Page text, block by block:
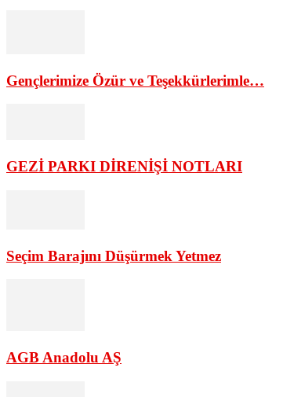
Gençlerimize Özür ve Teşekkürlerimle…
GEZİ PARKI DİRENİŞİ NOTLARI
Seçim Barajını Düşürmek Yetmez
AGB Anadolu AŞ